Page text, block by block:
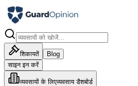
शिकायतें
Blog
साइन इन करें
व्यवसायों के लिएव्यवसाय डैशबोर्ड